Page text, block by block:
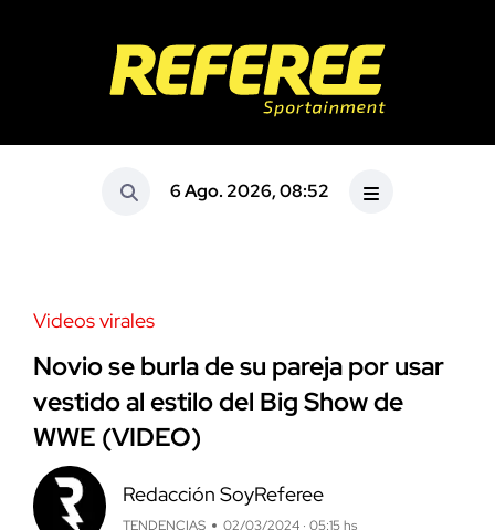
6 Ago. 2026, 08:52
Videos virales
Novio se burla de su pareja por usar
vestido al estilo del Big Show de
WWE (VIDEO)
Redacción SoyReferee
TENDENCIAS 02/03/2024 · 05:15 hs